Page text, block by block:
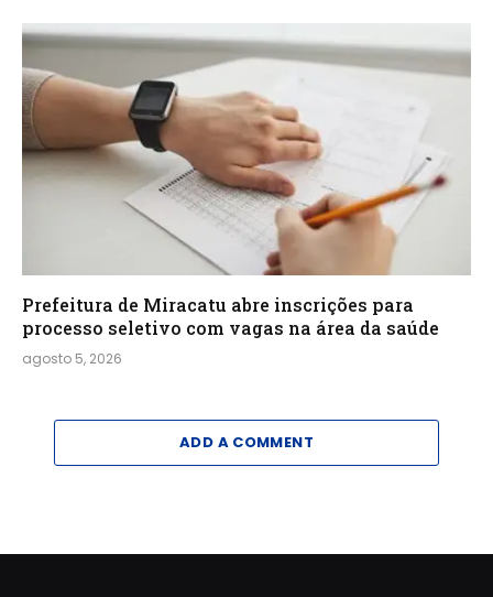
Prefeitura de Miracatu abre inscrições para
processo seletivo com vagas na área da saúde
agosto 5, 2026
ADD A COMMENT